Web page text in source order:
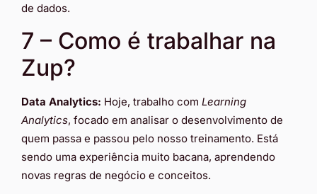
de dados.
7 – Como é trabalhar na
Zup?
Data Analytics: Hoje, trabalho com Learning
Analytics, focado em analisar o desenvolvimento de
quem passa e passou pelo nosso treinamento. Está
sendo uma experiência muito bacana, aprendendo
novas regras de negócio e conceitos.